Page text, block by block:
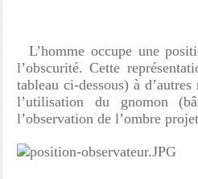
L’homme occupe une
l’obscurité. Cette
tableau ci-dessous) à
l’utilisation du gnomon
l’observation de l’ombre